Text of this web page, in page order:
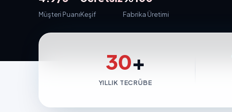
Müşteri PuanıKeşif Fabrika Üretimi
30+
YILLIK TECRÜBE